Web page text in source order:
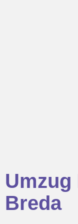
Breda